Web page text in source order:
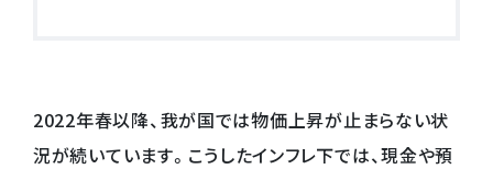
2022年春以降、我が国では物価上昇が止まらない状
況が続いています。こうしたインフレ下では、現金や預